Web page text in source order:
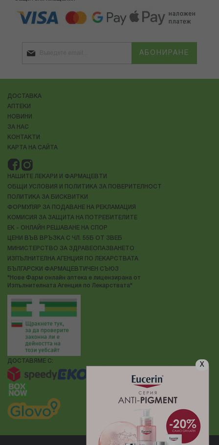
X
АБОНИРАНЕ
ДОСТАВКА
АПТЕКИ
НОВИНИ
ЗА НАС
КОНТАКТИ
КАРТА НА САЙТА
НАШИТЕ ЛЕКАРИ И ФАРМАЦЕВТИ
ОБЩИ УСЛОВИЯ И ПОЛИТИКА ЗА ПОВЕРИТЕЛНОСТ
ПОЛИТИКА ЗА БИСКВИТКИ
ФОРМУЛЯР ЗА ПОДАВАНЕ НА РЕКЛАМАЦИЯ
КОМИСИЯ ЗА ЗАЩИТА НА ПОТРЕБИТЕЛИТЕ
ЕК - ОНЛАЙН РЕШАВАНЕ НА СПОР
ЦЕНИ ВЪВ ВРЪЗКА С ЧЛ. 55Б ОТ ЗВЕБ
МИНИСТЕРСТВО ЗА ЗДРАВЕОПАЗВАНЕТО
ИЗПЪЛНИТЕЛНА АГЕНЦИЯ ПО ЛЕКАРСТВАТА
БЪЛГАРСКИ ФАРМАЦЕВТИЧЕН СЪЮЗ
"Нове Фарм онлайн аптека е лицензирана от
Изпълнителната Агенция по Лекарствата"
ДОСТАВЯМЕ С: